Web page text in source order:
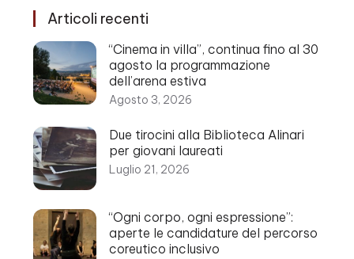
Articoli recenti
“Cinema in villa”, continua fino al 30
agosto la programmazione
dell’arena estiva
Agosto 3, 2026
Due tirocini alla Biblioteca Alinari
per giovani laureati
Luglio 21, 2026
“Ogni corpo, ogni espressione”:
aperte le candidature del percorso
coreutico inclusivo